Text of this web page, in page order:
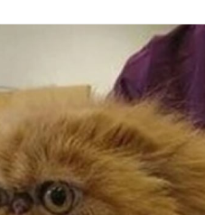
chiens qui
le docteur, et pour
favorites sont
font la tête, d’autres